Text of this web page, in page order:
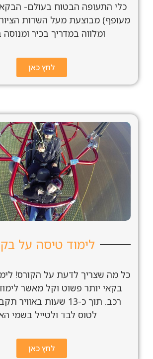
כלי התעופה הבטוח בעולם-
מעופף) מבוצעת מעל השדות
ומלווה במדריך בכיר ומנוסה
לחץ כאן
לימוד טיסה על
כל מה שצריך לדעת על הקורס!
בקאי יותר פשוט וקל מאשר
רכב. תוך כ-13 שעות
לטוס לבד ולטייל בשמי
לחץ כאן